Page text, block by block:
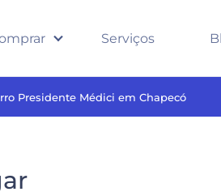
Serviços
Presidente Médici em Chapecó